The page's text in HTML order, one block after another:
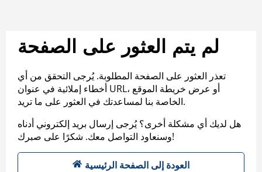
لم يتم العثور على الصفحة
تعذر العثور على الصفحة المطلوبة. يُرجى التحقق من أي
أخطاء إملائية في عنوان URL، أو عرض خريطة الموقع
الخاصة بنا لمساعدتك في العثور على ما تريد.
هل لديك أي مشكلة أخرى؟ يُرجى إرسال بريد إلكتروني أدناه
وسنعاود التواصل معك. شكرًا على صبرك!
العودة إلى الصفحة الرئيسية